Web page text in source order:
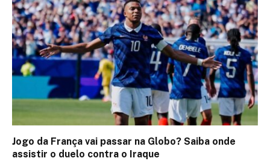
Jogo da França vai passar na Globo? Saiba onde
assistir o duelo contra o Iraque